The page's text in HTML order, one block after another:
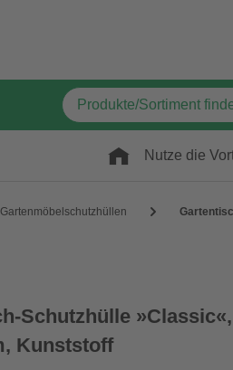
Nutze die
Gartenmöbelschutzhüllen
Schutzhülle
Kunststoff